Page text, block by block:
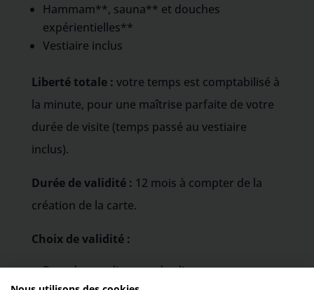
Hammam**, sauna** et douches
expérientielles**
Vestiaire inclus
Liberté totale : votre temps est comptabilisé à
la minute, pour une maîtrise parfaite de votre
durée de visite (temps passé au vestiaire
inclus).
Durée de validité : 12 mois à compter de la
création de la carte.
Choix de validité :
Pass du mardi au vendredi